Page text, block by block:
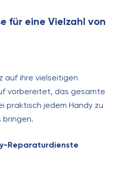
für eine Vielzahl von
auf ihre vielseitigen
vorbereitet, das gesamte
praktisch jedem Handy zu
bringen.
Reparaturdienste